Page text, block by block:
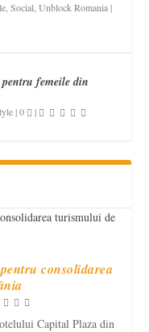
,Social ,Unblock Romania|
femeile din
|0 |
consolidarea
Capital Plaza din